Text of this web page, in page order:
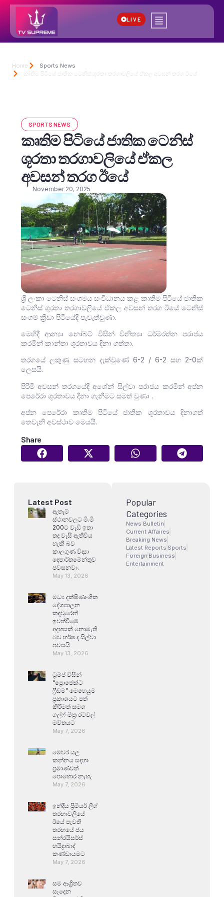
LIVE
Home
Sports News
කෘතිම පිටියේ ජාතික ටෙනිස් ශූරතා තරගාවලියේ ඒකල අවසන් තරග ඊයේ
SPORTS NEWS
කෘතිම පිටියේ ජාතික ටෙනිස්
ශූරතා තරගාවලියේ ඒකල
අවසන් තරග ඊයේ
November 20, 2025
ශ්‍රී ලංකා ටෙනිස් සංගමය සංවිධානය කළ කෘතිම පිටියේ ජාතික
ටෙනිස් ශූරතා තරගාවලියේ ඒකල අවසන් තරග ඊයේ ටෙනිස්
සංගම් ක්‍රීඩා පිටියේදී පැවැත්වුණා.
මෙහිදී ආන්‍යා නෝබට් විසින් විනිත්‍යා ධර්මරත්න පරාජය
කරමින් කාන්තා ශූරතාවය දිනා ගත්තා.
තරගයේ ලකුණු සටහන දැක්වුණේ 6-2 / 6-2 සහ 2-0ක්
ලෙසයි.
පිරිමි අවසන් තරගයේදී අශේන් සිල්වා පරාජය කරමින් අප්න
පෙරේරා ශූරතාවය දිනා ගැනීමට සමත් වුණා .
අප්න පෙරේරා කෘතිම පිටියේ ජාතික ශූරතාවය දිනාගත්
තෙවැනි අවස්ථාව මෙයයි.
Share
Latest Post
ඇතැම්
ස්ථානවලට මි.මි
200ට වැඩි ඉතා
තද වැසි ඇතිවිය
හැකි බව
කාලගුණ විද්‍යා
දෙපාර්තමේන්තුව
පවසනවා.
May 13, 2026
මධ්‍ය දක්ෂිණාංශික
දේශපාලන
කඳවුරෙන්
ඉවත්වීමේ
අදහසක් නොමැති
බව හර්ෂ ද සිල්වා
පවසයි
May 13, 2026
ට්‍රම්ප් විසින්
“ප්‍රොජෙක්ට්
ෆ්‍රීඩම්” මෙහෙයුම
ප්‍රකාශයට පත්
කිරීමත් සමග
ගල්ෆ් මිත්‍ර රටවල්
මවිතයට
May 7, 2026
මෙවර යල
කන්නය සඳහා
ප්‍රමාණවත්
පොහොර නැහැ
May 7, 2026
ඉන්දීය ප්‍රිමියර් ලීග්
තරඟාවලියේ
ඊයේ පැවති
තරඟයේ ජය
සන්රයිසර්ස්
හයිද්‍රාබාද්
කණ්ඩායමට
May 7, 2026
සම ආශ්‍රිතව
සෑදෙන
Popular
Categories
News Bulletin
Current Affaires
Breaking News
Latest Reports Sports
Foreign Business
Entertainment